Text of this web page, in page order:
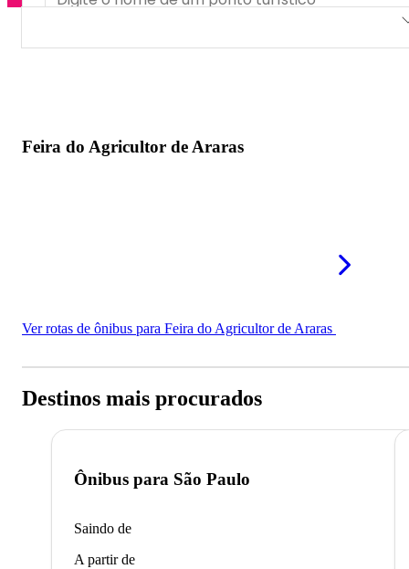
Feira do Agricultor de Araras
Ver rotas de ônibus para Feira do Agricultor de Araras
Destinos mais procurados
Ônibus para São Paulo
Saindo de
A partir de